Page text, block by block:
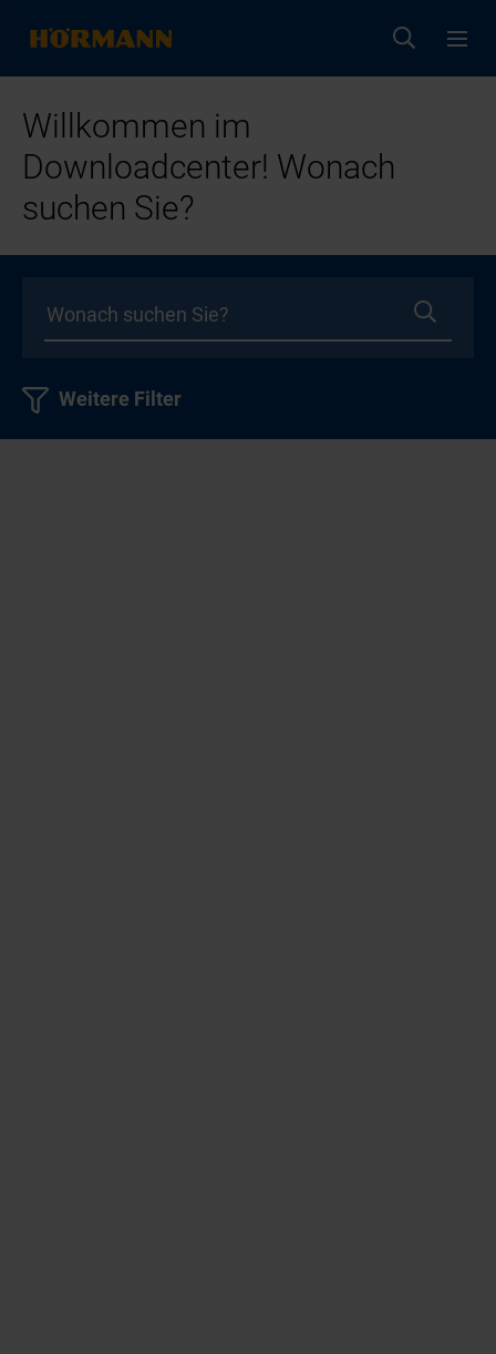
Willkommen im
Downloadcenter! Wonach
suchen Sie?
Weitere Filter